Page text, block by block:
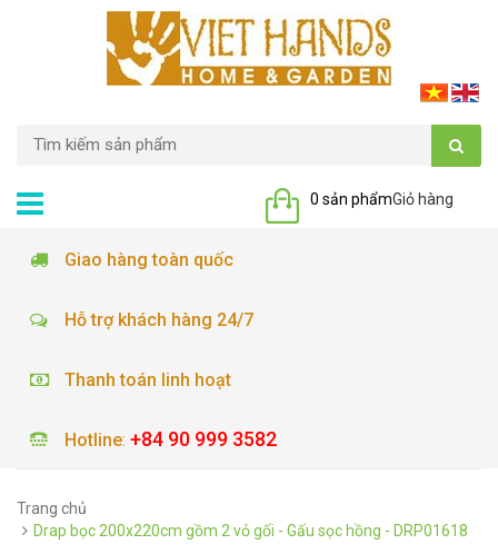
Giỏ hàng
0 sản phẩm
Giao hàng toàn quốc
Hỗ trợ khách hàng 24/7
Thanh toán linh hoạt
Hotline: +84 90 999 3582
Trang chủ
Drap bọc 200x220cm gồm 2 vỏ gối - Gấu sọc hồng - DRP01618